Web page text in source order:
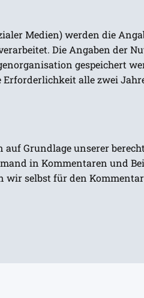
Medien) werden die
Die Angaben der
gespeichert
alle zwei
Grundlage unserer
in Kommentaren und
wir selbst für den